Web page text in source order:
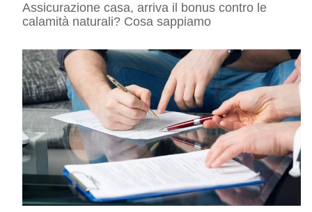
Assicurazione casa, arriva il bonus contro le
calamità naturali? Cosa sappiamo